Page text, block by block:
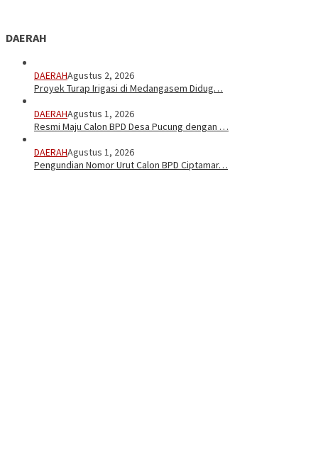
DAERAH
DAERAHAgustus 2, 2026
Proyek Turap Irigasi di Medangasem Didug…
DAERAHAgustus 1, 2026
Resmi Maju Calon BPD Desa Pucung dengan …
DAERAHAgustus 1, 2026
Pengundian Nomor Urut Calon BPD Ciptamar…